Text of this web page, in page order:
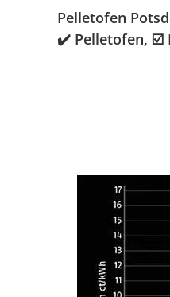
Pelletofen
✔️ Pelletofen, ☑️